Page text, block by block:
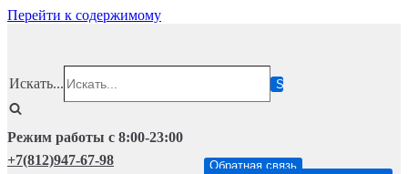
Перейти к содержимому
Искать...
Режим работы с 8:00-23:00
+7(812)947-67-98
Обратная связь